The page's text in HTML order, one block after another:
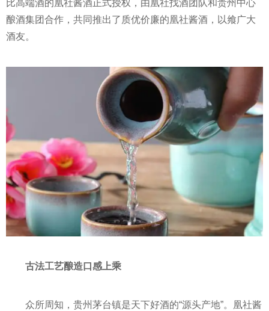
比高端酒的凰社酱酒正式授权，由凰社找酒团队和贵州中心
酿酒集团合作，共同推出了质优价廉的凰社酱酒，以飨广大
酒友。
古法工艺酿造口感上乘
众所周知，贵州茅台镇是天下好酒的“源头产地”。凰社酱